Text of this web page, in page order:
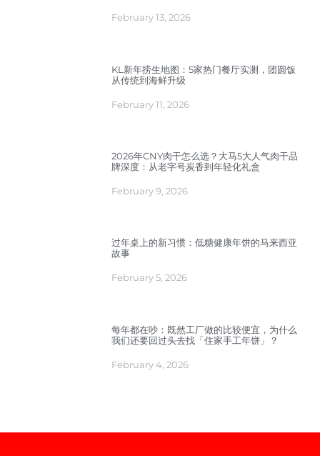
February 13, 2026
KL新年捞生地图：5家热门餐厅实测，团圆饭
从传统到海鲜升级
February 11, 2026
2026年CNY肉干怎么选？大马5大人气肉干品
牌深度：从老字号炭香到年轻化礼盒
February 9, 2026
过年桌上的新习惯：低糖健康年饼的马来西亚
故事
February 5, 2026
每年都在吵：既然工厂做的比较便宜，为什么
我们还要回过头去找「住家手工年饼」？
February 4, 2026